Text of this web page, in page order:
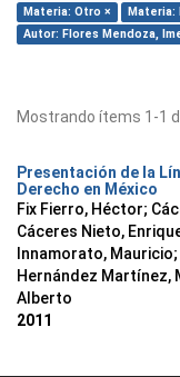
Materia: Otro ×
Materia:
Autor: Flores Mendoza,
Mostrando ítems 1-1
Presentación de la
Derecho en México
Fix Fierro, Héctor;
Cáceres Nieto,
Innamorato, Mauricio;
Hernández Martínez,
Alberto
2011